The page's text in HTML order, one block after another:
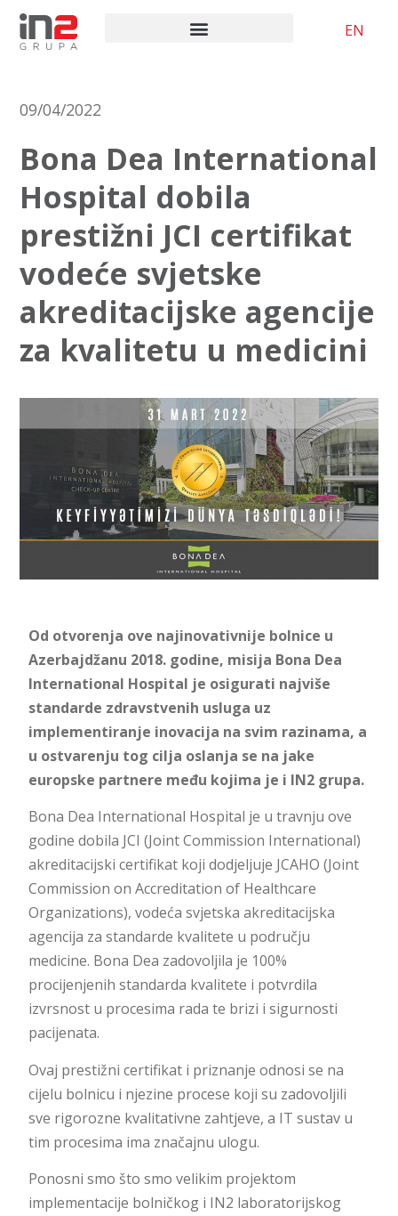
EN
09/04/2022
Bona Dea International
Hospital dobila
prestižni JCI certifikat
vodeće svjetske
akreditacijske agencije
za kvalitetu u medicini
Od otvorenja ove najinovativnije bolnice u
Azerbajdžanu 2018. godine, misija Bona Dea
International Hospital je osigurati najviše
standarde zdravstvenih usluga uz
implementiranje inovacija na svim razinama, a
u ostvarenju tog cilja oslanja se na jake
europske partnere među kojima je i IN2 grupa.
Bona Dea International Hospital je u travnju ove
godine dobila JCI (Joint Commission International)
akreditacijski certifikat koji dodjeljuje JCAHO (Joint
Commission on Accreditation of Healthcare
Organizations), vodeća svjetska akreditacijska
agencija za standarde kvalitete u području
medicine. Bona Dea zadovoljila je 100%
procijenjenih standarda kvalitete i potvrdila
izvrsnost u procesima rada te brizi i sigurnosti
pacijenata.
Ovaj prestižni certifikat i priznanje odnosi se na
cijelu bolnicu i njezine procese koji su zadovoljili
sve rigorozne kvalitativne zahtjeve, a IT sustav u
tim procesima ima značajnu ulogu.
Ponosni smo što smo velikim projektom
implementacije bolničkog i IN2 laboratorijskog